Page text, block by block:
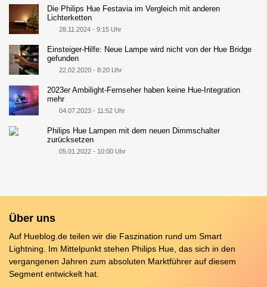
Die Philips Hue Festavia im Vergleich mit anderen
Lichterketten
28.11.2024 - 9:15 Uhr
Einsteiger-Hilfe: Neue Lampe wird nicht von der Hue Bridge
gefunden
22.02.2020 - 8:20 Uhr
2023er Ambilight-Fernseher haben keine Hue-Integration
mehr
04.07.2023 - 11:52 Uhr
Philips Hue Lampen mit dem neuen Dimmschalter
zurücksetzen
05.01.2022 - 10:00 Uhr
Über uns
Auf Hueblog.de teilen wir die Faszination rund um Smart
Lightning. Im Mittelpunkt stehen Philips Hue, das sich in den
vergangenen Jahren zum absoluten Marktführer auf diesem
Segment entwickelt hat.